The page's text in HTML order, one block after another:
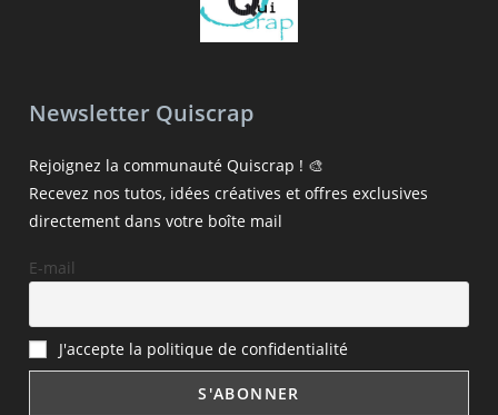
Newsletter Quiscrap
Rejoignez la communauté Quiscrap ! 🎨
Recevez nos tutos, idées créatives et offres exclusives
directement dans votre boîte mail
E-mail
J'accepte la politique de confidentialité